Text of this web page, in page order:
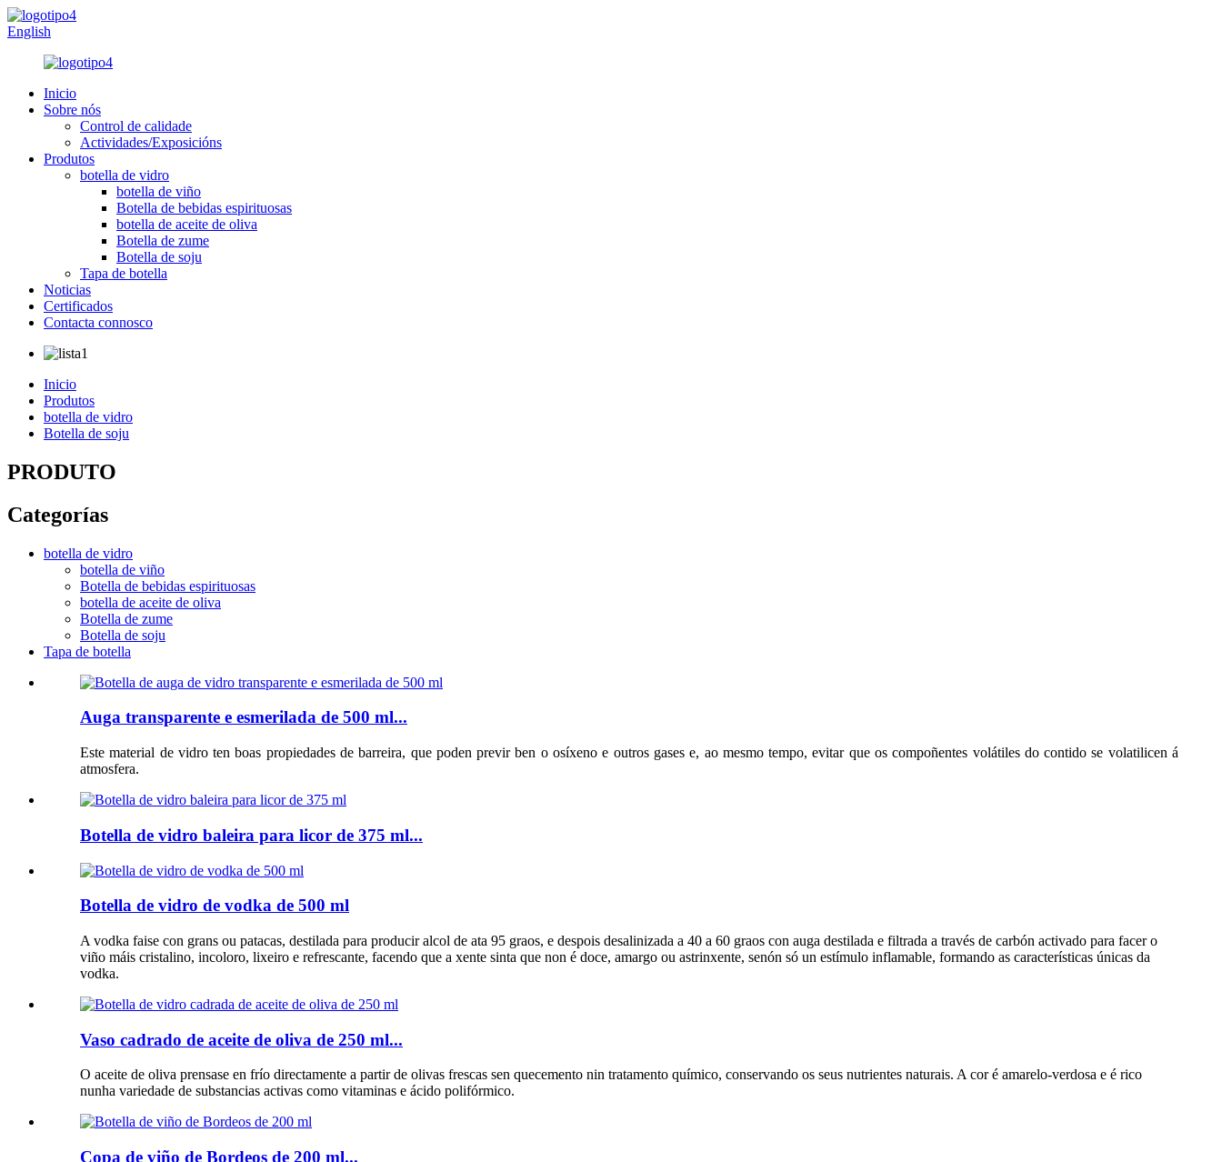
English
Inicio
Sobre nós
Control de calidade
Actividades/Exposicións
Produtos
botella de vidro
botella de viño
Botella de bebidas espirituosas
botella de aceite de oliva
Botella de zume
Botella de soju
Tapa de botella
Noticias
Certificados
Contacta connosco
Inicio
Produtos
botella de vidro
Botella de soju
PRODUTO
Categorías
botella de vidro
botella de viño
Botella de bebidas espirituosas
botella de aceite de oliva
Botella de zume
Botella de soju
Tapa de botella
Auga transparente e esmerilada de 500 ml...
Este material de vidro ten boas propiedades de barreira, que poden previr ben o osíxeno e outros gases e, ao mesmo tempo, evitar que os compoñentes volátiles do contido se volatilicen á
atmosfera.
Botella de vidro baleira para licor de 375 ml...
Botella de vidro de vodka de 500 ml
A vodka faise con grans ou patacas, destilada para producir alcol de ata 95 graos, e despois desalinizada a 40 a 60 graos con auga destilada e filtrada a través de carbón activado para facer o
viño máis cristalino, incoloro, lixeiro e refrescante, facendo que a xente sinta que non é doce, amargo ou astrinxente, senón só un estímulo inflamable, formando as características únicas da
vodka.
Vaso cadrado de aceite de oliva de 250 ml...
O aceite de oliva prensase en frío directamente a partir de olivas frescas sen quecemento nin tratamento químico, conservando os seus nutrientes naturais. A cor é amarelo-verdosa e é rico
nunha variedade de substancias activas como vitaminas e ácido polifórmico.
Copa de viño de Bordeos de 200 ml...